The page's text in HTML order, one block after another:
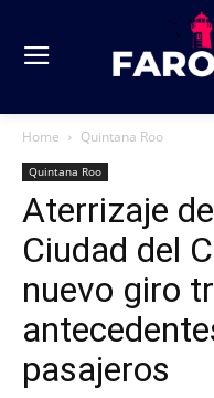
Home Quintana Roo
Quintana Roo
Aterrizaje
Ciudad del
nuevo giro
pasajeros